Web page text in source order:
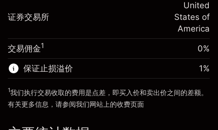
来自杠杆的资金 - 美元（大约值）
$19,000.00
前往平台
%
(-$0.13)
$20,000.00
来自杠杆的资金 - 美元（大约值）$19,000.00
前往平台
证券交易所
United
States of
America
交易佣金1 0%
保证止损溢价 1%
1我们执行交易收取的费用是点差，即买入价和卖出价之间的差额。
有关更多信息，请参阅我们网站上的收费页面